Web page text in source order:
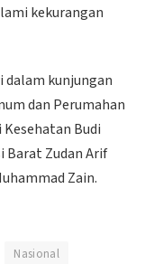
kekurangan
dalam kunjungan
dan Perumahan
Budi
Barat Zudan Arif
Zain.
Nasional